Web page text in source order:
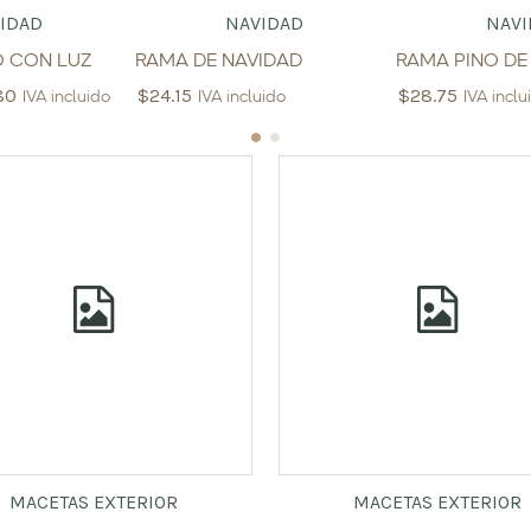
CON LUZ
IVA incluido
NAVIDAD
RAMA DE NAVIDAD
$24.15 IVA incluido
RAMA PINO
$28.75 IVA
MACETAS EXTERIOR MACETAS EXTERIOR